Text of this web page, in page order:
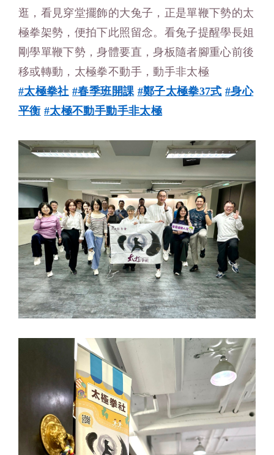
逛，看見穿堂擺飾的大兔子，正是單鞭下勢的太
極拳架勢，便拍下此照留念。看兔子提醒學長姐
剛學單鞭下勢，身體要直，身板隨者腳重心前後
移或轉動，太極拳不動手，動手非太極
#太極拳社 #春季班開課 #鄭子太極拳37式 #身心
平衡 #太極不動手動手非太極